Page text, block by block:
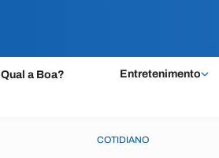
Qual a Boa? Entretenimento
COTIDIANO